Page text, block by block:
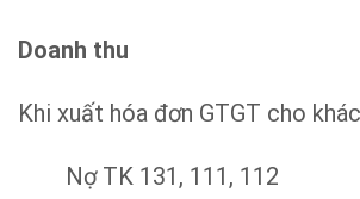
Doanh thu
Khi xuất hóa đơn GTGT cho
Nợ TK 131, 111, 112